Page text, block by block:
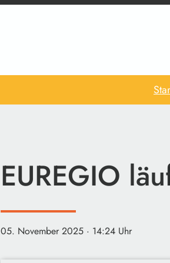
EUREGIO
05. November 2025 · 14:24 Uhr